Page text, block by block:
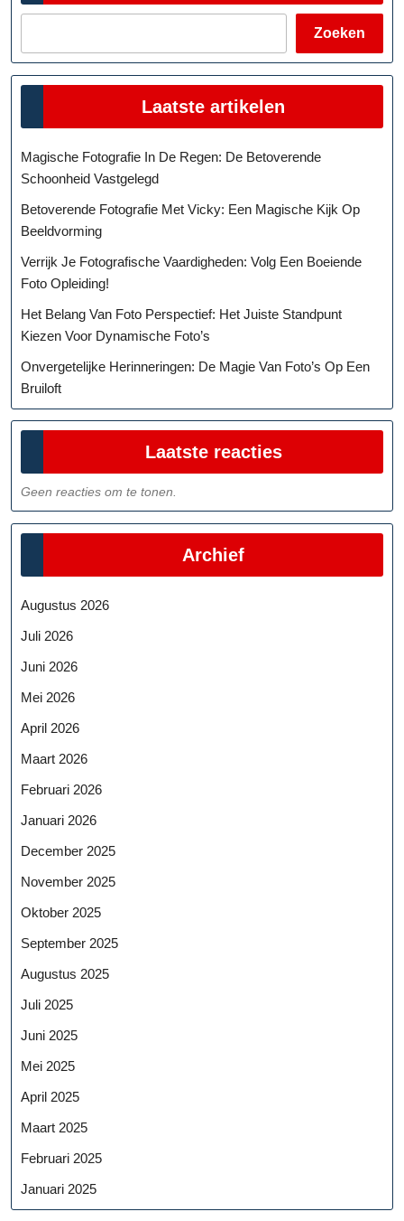
Zoeken
Laatste artikelen
Magische Fotografie In De Regen: De Betoverende
Schoonheid Vastgelegd
Betoverende Fotografie Met Vicky: Een Magische Kijk Op
Beeldvorming
Verrijk Je Fotografische Vaardigheden: Volg Een Boeiende
Foto Opleiding!
Het Belang Van Foto Perspectief: Het Juiste Standpunt
Kiezen Voor Dynamische Foto’s
Onvergetelijke Herinneringen: De Magie Van Foto’s Op Een
Bruiloft
Laatste reacties
Geen reacties om te tonen.
Archief
Augustus 2026
Juli 2026
Juni 2026
Mei 2026
April 2026
Maart 2026
Februari 2026
Januari 2026
December 2025
November 2025
Oktober 2025
September 2025
Augustus 2025
Juli 2025
Juni 2025
Mei 2025
April 2025
Maart 2025
Februari 2025
Januari 2025